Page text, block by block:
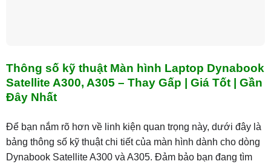
Thông số kỹ thuật Màn hình Laptop Dynabook
Satellite A300, A305 – Thay Gấp | Giá Tốt | Gần
Đây Nhất
Để bạn nắm rõ hơn về linh kiện quan trọng này, dưới đây là
bảng thông số kỹ thuật chi tiết của màn hình dành cho dòng
Dynabook Satellite A300 và A305. Đảm bảo bạn đang tìm